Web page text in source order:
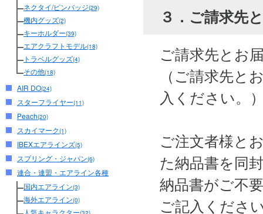
ネクタイ/ピンバッジ(29)
機内グッズ(2)
キーホルダー(39)
エアクラフトモデル(18)
トラベルグッズ(4)
その他(18)
AIR DO(24)
スターフライヤー(11)
Peach(20)
スカイマーク(1)
IBEXエアラインズ(5)
スプリング・ジャパン(6)
連合・連盟・エアライン各種
国内エアライン(3)
海外エアライン(0)
３．ご請求先
ご請求先とお
（ご請求先と
入ください。
ご注文者様と
た納品書を同
納品書がご不
ご記入くださ